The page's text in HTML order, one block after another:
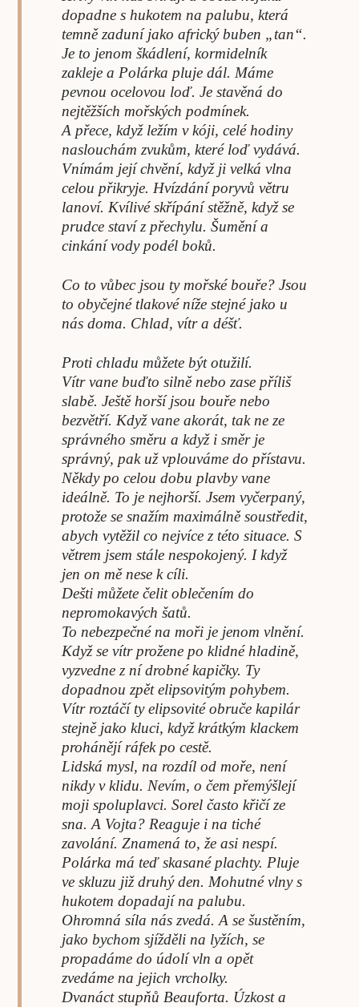
dopadne s hukotem na palubu, která
temně zaduní jako africký buben „tan“.
Je to jenom škádlení, kormidelník
zakleje a Polárka pluje dál. Máme
pevnou ocelovou loď. Je stavěná do
nejtěžších mořských podmínek.
A přece, když ležím v kóji, celé hodiny
naslouchám zvukům, které loď vydává.
Vnímám její chvění, když ji velká vlna
celou přikryje. Hvízdání poryvů větru
lanoví. Kvílivé skřípání stěžně, když se
prudce staví z přechylu. Šumění a
cinkání vody podél boků.
Co to vůbec jsou ty mořské bouře? Jsou
to obyčejné tlakové níže stejné jako u
nás doma. Chlad, vítr a déšť.
Proti chladu můžete být otužilí.
Vítr vane buďto silně nebo zase příliš
slabě. Ještě horší jsou bouře nebo
bezvětří. Když vane akorát, tak ne ze
správného směru a když i směr je
správný, pak už vplouváme do přístavu.
Někdy po celou dobu plavby vane
ideálně. To je nejhorší. Jsem vyčerpaný,
protože se snažím maximálně soustředit,
abych vytěžil co nejvíce z této situace. S
větrem jsem stále nespokojený. I když
jen on mě nese k cíli.
Dešti můžete čelit oblečením do
nepromokavých šatů.
To nebezpečné na moři je jenom vlnění.
Když se vítr prožene po klidné hladině,
vyzvedne z ní drobné kapičky. Ty
dopadnou zpět elipsovitým pohybem.
Vítr roztáčí ty elipsovité obruče kapilár
stejně jako kluci, když krátkým klackem
prohánějí ráfek po cestě.
Lidská mysl, na rozdíl od moře, není
nikdy v klidu. Nevím, o čem přemýšlejí
moji spoluplavci. Sorel často křičí ze
sna. A Vojta? Reaguje i na tiché
zavolání. Znamená to, že asi nespí.
Polárka má teď skasané plachty. Pluje
ve skluzu již druhý den. Mohutné vlny s
hukotem dopadají na palubu.
Ohromná síla nás zvedá. A se šustěním,
jako bychom sjížděli na lyžích, se
propadáme do údolí vln a opět
zvedáme na jejich vrcholky.
Dvanáct stupňů Beauforta. Úzkost a